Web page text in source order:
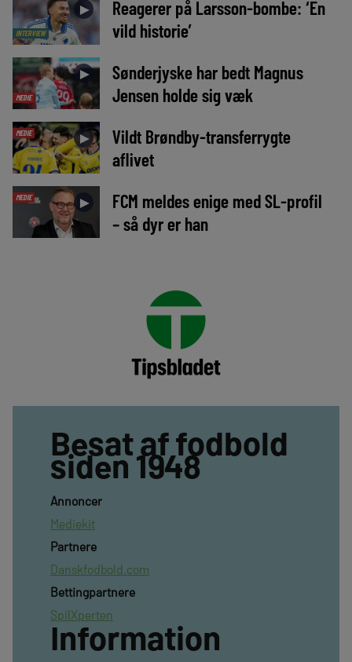
INTERVIEW
►
Reagerer på Larsson-bombe: ‘En
vild historie’
MEDIE
►
Sønderjyske har bedt Magnus
Jensen holde sig væk
MEDIE ►
Vildt Brøndby-transferrygte
aflivet
MEDIE ►
FCM meldes enige med SL-profil
– så dyr er han
Besat af fodbold
siden 1948
Annoncer
Mediekit
Partnere
Danskfodbold.com
Bettingpartnere
SpilXperten
Information